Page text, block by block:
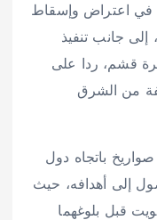
في اعتراض وإسقاط
جانب تنفيذ
قشم، ردا على
من الشرق
باتجاه دول
إلى أهدافه، حيث
قبل بلوغهما